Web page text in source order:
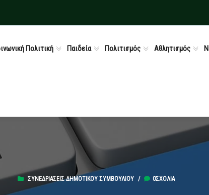
Πολιτική Παιδεία Πολιτισμός Αθλητισμός
ΣΥΝΕΔΡΙΆΣΕΙΣ ΔΗΜΟΤΙΚΟΎ ΣΥΜΒΟΥΛΊΟΥ / 0ΣΧΌΛΙΑ